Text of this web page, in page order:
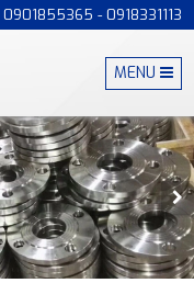
0901855365 - 0918331113
MENU